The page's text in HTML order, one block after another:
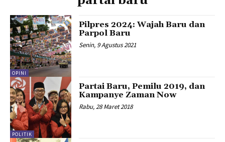
OPINI
Pilpres 2024: Wajah Baru dan
Parpol Baru
Senin, 9 Agustus 2021
POLITIK
Partai Baru, Pemilu 2019, dan
Kampanye Zaman Now
Rabu, 28 Maret 2018